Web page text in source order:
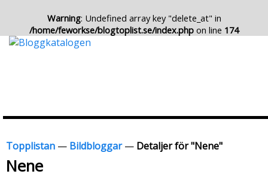
Warning: Undefined array key "delete_at" in
/home/feworkse/blogtoplist.se/index.php on line 174
Topplistan — Bildbloggar— Detaljer för "Nene"
Nene